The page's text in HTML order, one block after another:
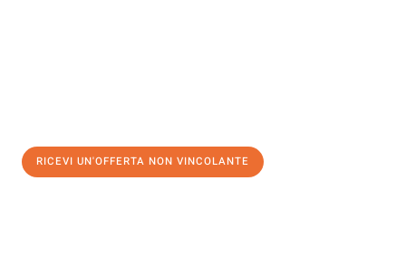
RICEVI UN'OFFERTA NON VINCOLANTE